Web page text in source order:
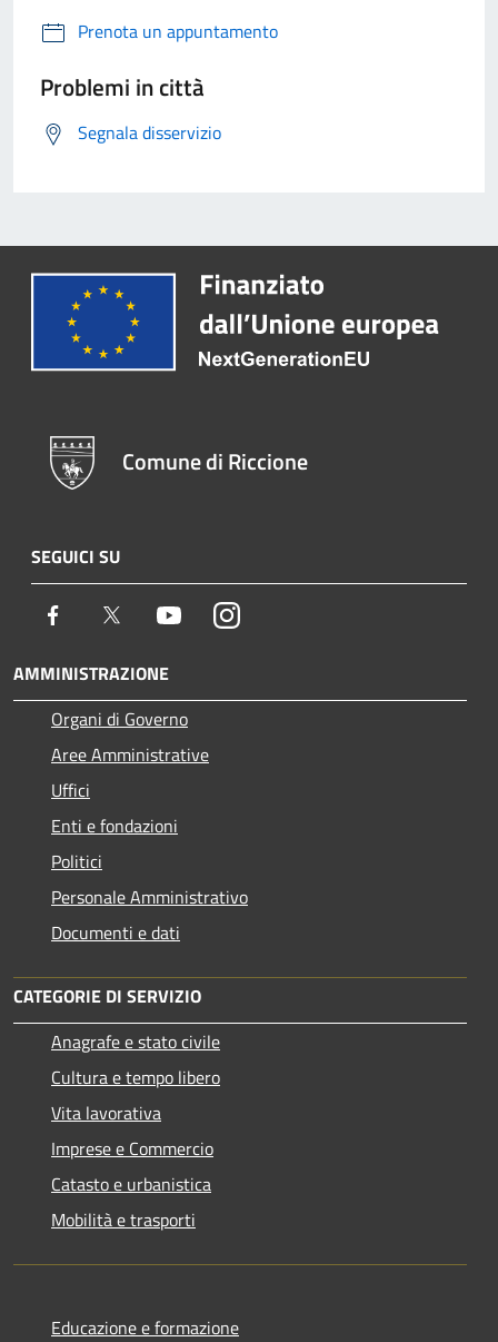
Prenota un appuntamento
Problemi in città
Segnala disservizio
Comune di Riccione
SEGUICI SU
Facebook Twitter YoutubeInstagram
AMMINISTRAZIONE
Organi di Governo
Aree Amministrative
Uffici
Enti e fondazioni
Politici
Personale Amministrativo
Documenti e dati
CATEGORIE DI SERVIZIO
Anagrafe e stato civile
Cultura e tempo libero
Vita lavorativa
Imprese e Commercio
Catasto e urbanistica
Mobilità e trasporti
Educazione e formazione